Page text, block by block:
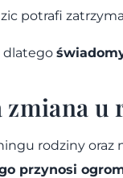
potrafi
dlatego
zmiana
rodziny oraz
przynosi